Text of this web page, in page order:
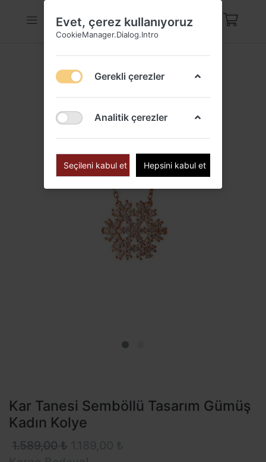
Kar Tanesi Semböllü Tasarım Gümüş
Kadın Kolye
1.589,00 ₺
Evet, çerez kullanıyoruz
CookieManager.Dialog.Intro
Gerekli çerezler
Analitik çerezler
Seçileni kabul et Hepsini kabul et